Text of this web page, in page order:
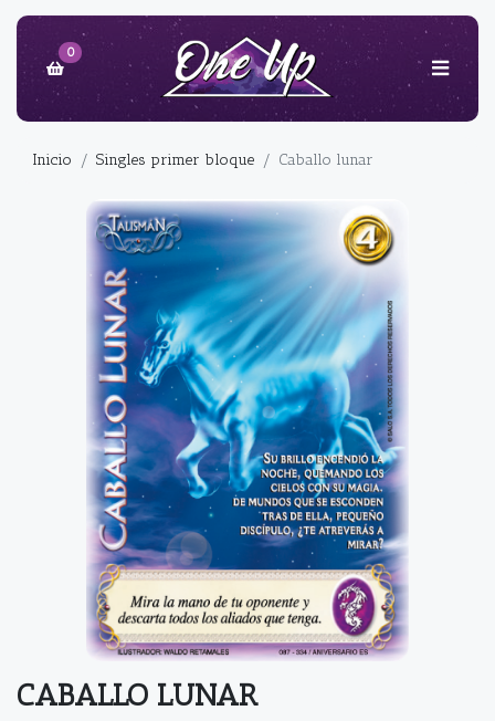
0
Inicio Singles primer bloque Caballo lunar
CABALLO LUNAR